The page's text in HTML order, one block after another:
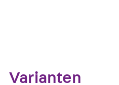
Varianten